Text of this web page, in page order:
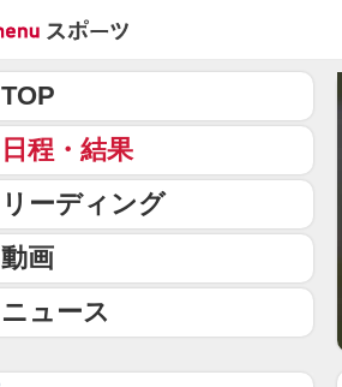
TOP
日程・結果
リーディング
動画
ニュース